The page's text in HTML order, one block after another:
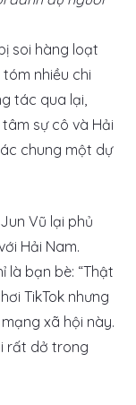
soi hàng loạt
nhiều chi
tác qua lại,
sự cô và Hải
chung một dự
Vũ lại phủ
Hải Nam.
là bạn bè: “Thật
TikTok nhưng
xã hội này.
rất dở trong